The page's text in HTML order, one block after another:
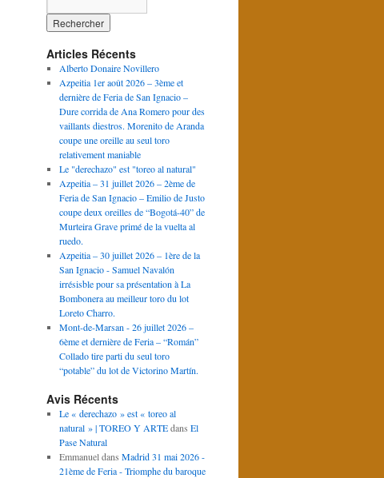
Articles Récents
Alberto Donaire Novillero
Azpeitia 1er août 2026 – 3ème et
dernière de Feria de San Ignacio –
Dure corrida de Ana Romero pour des
vaillants diestros. Morenito de Aranda
coupe une oreille au seul toro
relativement maniable
Le "derechazo" est "toreo al natural"
Azpeitia – 31 juillet 2026 – 2ème de
Feria de San Ignacio – Emilio de Justo
coupe deux oreilles de “Bogotá-40” de
Murteira Grave primé de la vuelta al
ruedo.
Azpeitia – 30 juillet 2026 – 1ère de la
San Ignacio - Samuel Navalón
irrésisble pour sa présentation à La
Bombonera au meilleur toro du lot
Loreto Charro.
Mont-de-Marsan - 26 juillet 2026 –
6ème et dernière de Feria – “Román”
Collado tire parti du seul toro
“potable” du lot de Victorino Martín.
Avis Récents
Le « derechazo » est « toreo al
natural » | TOREO Y ARTEdans El
Pase Natural
Emmanueldans Madrid 31 mai 2026 -
21ème de Feria - Triomphe du baroque